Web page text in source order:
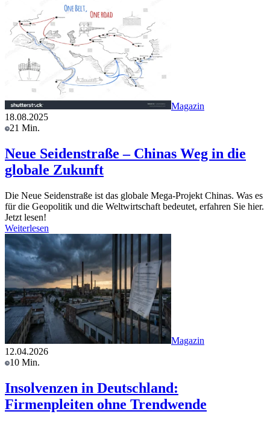
Magazin
18.08.2025
21 Min.
Neue Seidenstraße – Chinas Weg in die
globale Zukunft
Die Neue Seidenstraße ist das globale Mega-Projekt Chinas. Was es
für die Geopolitik und die Weltwirtschaft bedeutet, erfahren Sie hier.
Jetzt lesen!
Weiterlesen
Magazin
12.04.2026
10 Min.
Insolvenzen in Deutschland:
Firmenpleiten ohne Trendwende